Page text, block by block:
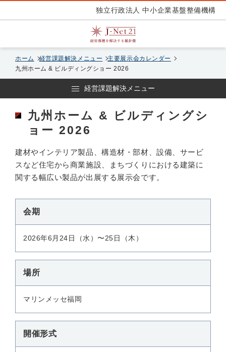
独立行政法人 中小企業基盤整備機構
ホーム 経営課題解決メニュー
主要展示会カレンダー
九州ホーム & ビルディングショー 2026
経営課題解決メニュー
九州ホーム & ビルディングシ
ョー 2026
建材やインテリア製品、構造材・部材、設備、サービ
スなど住宅から商業施設、まちづくりにおける建築に
関する幅広い製品が出展する展示会です。
会期
2026年6月24日（水）〜25日（木）
場所
マリンメッセ福岡
開催形式